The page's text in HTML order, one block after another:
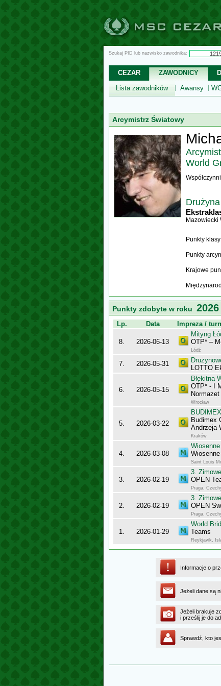
Szukaj PID lub nazwisko zawodnika:
CEZAR ZAWODNICY
Lista zawodników
Awansy
Arcymistrz Światowy
World
Drużyna
Mazowiecki
Punkty
Punkty
Krajowe
Punkty zdobyte w roku 2026
Lp. Data Impreza /
8. 2026-06-13
Mityng
OTP* –
Łódź
7. 2026-05-31
LOTTO
6. 2026-05-15
Błękitna
OTP* - I
Normazet
Wrocław
5. 2026-03-22
Budimex
Andrzeja
Kraków
4. 2026-03-08
Saint Louis
3. 2026-02-19
3.
OPEN
Praga,
2. 2026-02-19
3.
OPEN
Praga,
1. 2026-01-29
World
Teams
Reykjavik,
Informacje o
Jeżeli dane są
Jeżeli brakuje
i prześlij je do
Sprawdź, kto